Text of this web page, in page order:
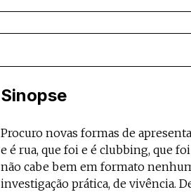
Sinopse
Procuro novas formas de
e é rua, que foi e é clubbing, que
não cabe bem em formato
investigação prática, de vivência.